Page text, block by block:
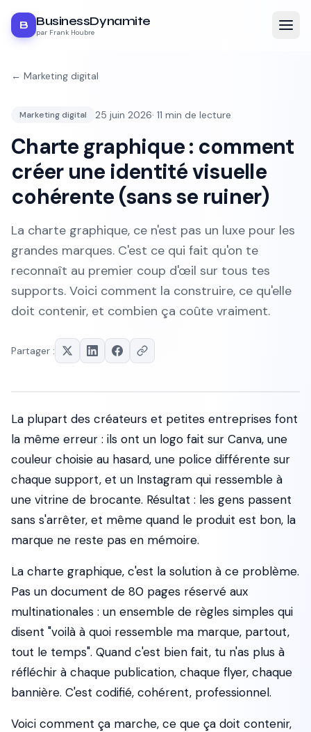
B BusinessDynamite
par Frank Houbre
← Marketing digital
Marketing digital 25 juin 2026· 11 min de lecture
Charte graphique : comment
créer une identité visuelle
cohérente (sans se ruiner)
La charte graphique, ce n'est pas un luxe pour les
grandes marques. C'est ce qui fait qu'on te
reconnaît au premier coup d'œil sur tous tes
supports. Voici comment la construire, ce qu'elle
doit contenir, et combien ça coûte vraiment.
Partager :
La plupart des créateurs et petites entreprises font
la même erreur : ils ont un logo fait sur Canva, une
couleur choisie au hasard, une police différente sur
chaque support, et un Instagram qui ressemble à
une vitrine de brocante. Résultat : les gens passent
sans s'arrêter, et même quand le produit est bon, la
marque ne reste pas en mémoire.
La charte graphique, c'est la solution à ce problème.
Pas un document de 80 pages réservé aux
multinationales : un ensemble de règles simples qui
disent "voilà à quoi ressemble ma marque, partout,
tout le temps". Quand c'est bien fait, tu n'as plus à
réfléchir à chaque publication, chaque flyer, chaque
bannière. C'est codifié, cohérent, professionnel.
Voici comment ça marche, ce que ça doit contenir,